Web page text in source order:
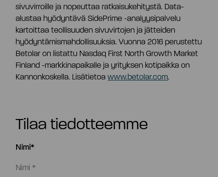
sivuvirroille ja nopeuttaa ratkaisukehitystä. Data-
alustaa hyödyntävä SidePrime -analyysipalvelu
kartoittaa teollisuuden sivuvirtojen ja jätteiden
hyödyntämismahdollisuuksia. Vuonna 2016 perustettu
Betolar on listattu Nasdaq First North Growth Market
Finland -markkinapaikalle ja yrityksen kotipaikka on
Kannonkoskella. Lisätietoawww.betolar.com.
Tilaa tiedotteemme
Nimi*